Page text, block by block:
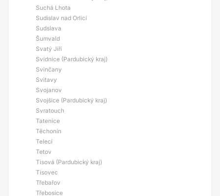
Suchá Lhota
Sudislav nad Orlicí
Sudslava
Šumvald
Svatý Jiří
Svídnice (Pardubický kraj)
Svinčany
Svitavy
Svojanov
Svojšice (Pardubický kraj)
Svratouch
Tatenice
Těchonín
Telecí
Tetov
Tisová (Pardubický kraj)
Tisovec
Třebařov
Třebosice